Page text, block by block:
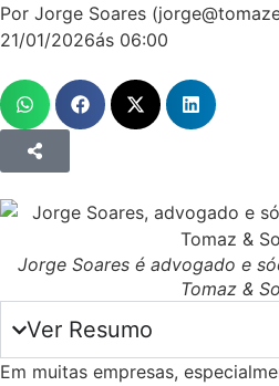
Por Jorge Soares
21/01/2026ás 06:00
Jorge Soares é advogado e
Tomaz &
Ver Resumo
Em muitas empresas,